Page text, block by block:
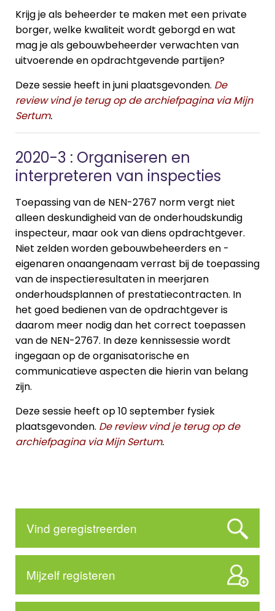
Krijg je als beheerder te maken met een private
borger, welke kwaliteit wordt geborgd en wat
mag je als gebouwbeheerder verwachten van
uitvoerende en opdrachtgevende partijen?
Deze sessie heeft in juni plaatsgevonden. De
review vind je terug op de archiefpagina via Mijn
Sertum.
2020-3 : Organiseren en
interpreteren van inspecties
Toepassing van de NEN-2767 norm vergt niet
alleen deskundigheid van de onderhoudskundig
inspecteur, maar ook van diens opdrachtgever.
Niet zelden worden gebouwbeheerders en -
eigenaren onaangenaam verrast bij de toepassing
van de inspectieresultaten in meerjaren
onderhoudsplannen of prestatiecontracten. In
het goed bedienen van de opdrachtgever is
daarom meer nodig dan het correct toepassen
van de NEN-2767. In deze kennissessie wordt
ingegaan op de organisatorische en
communicatieve aspecten die hierin van belang
zijn.
Deze sessie heeft op 10 september fysiek
plaatsgevonden. De review vind je terug op de
archiefpagina via Mijn Sertum.
Vind geregistreerden
Mijzelf registeren